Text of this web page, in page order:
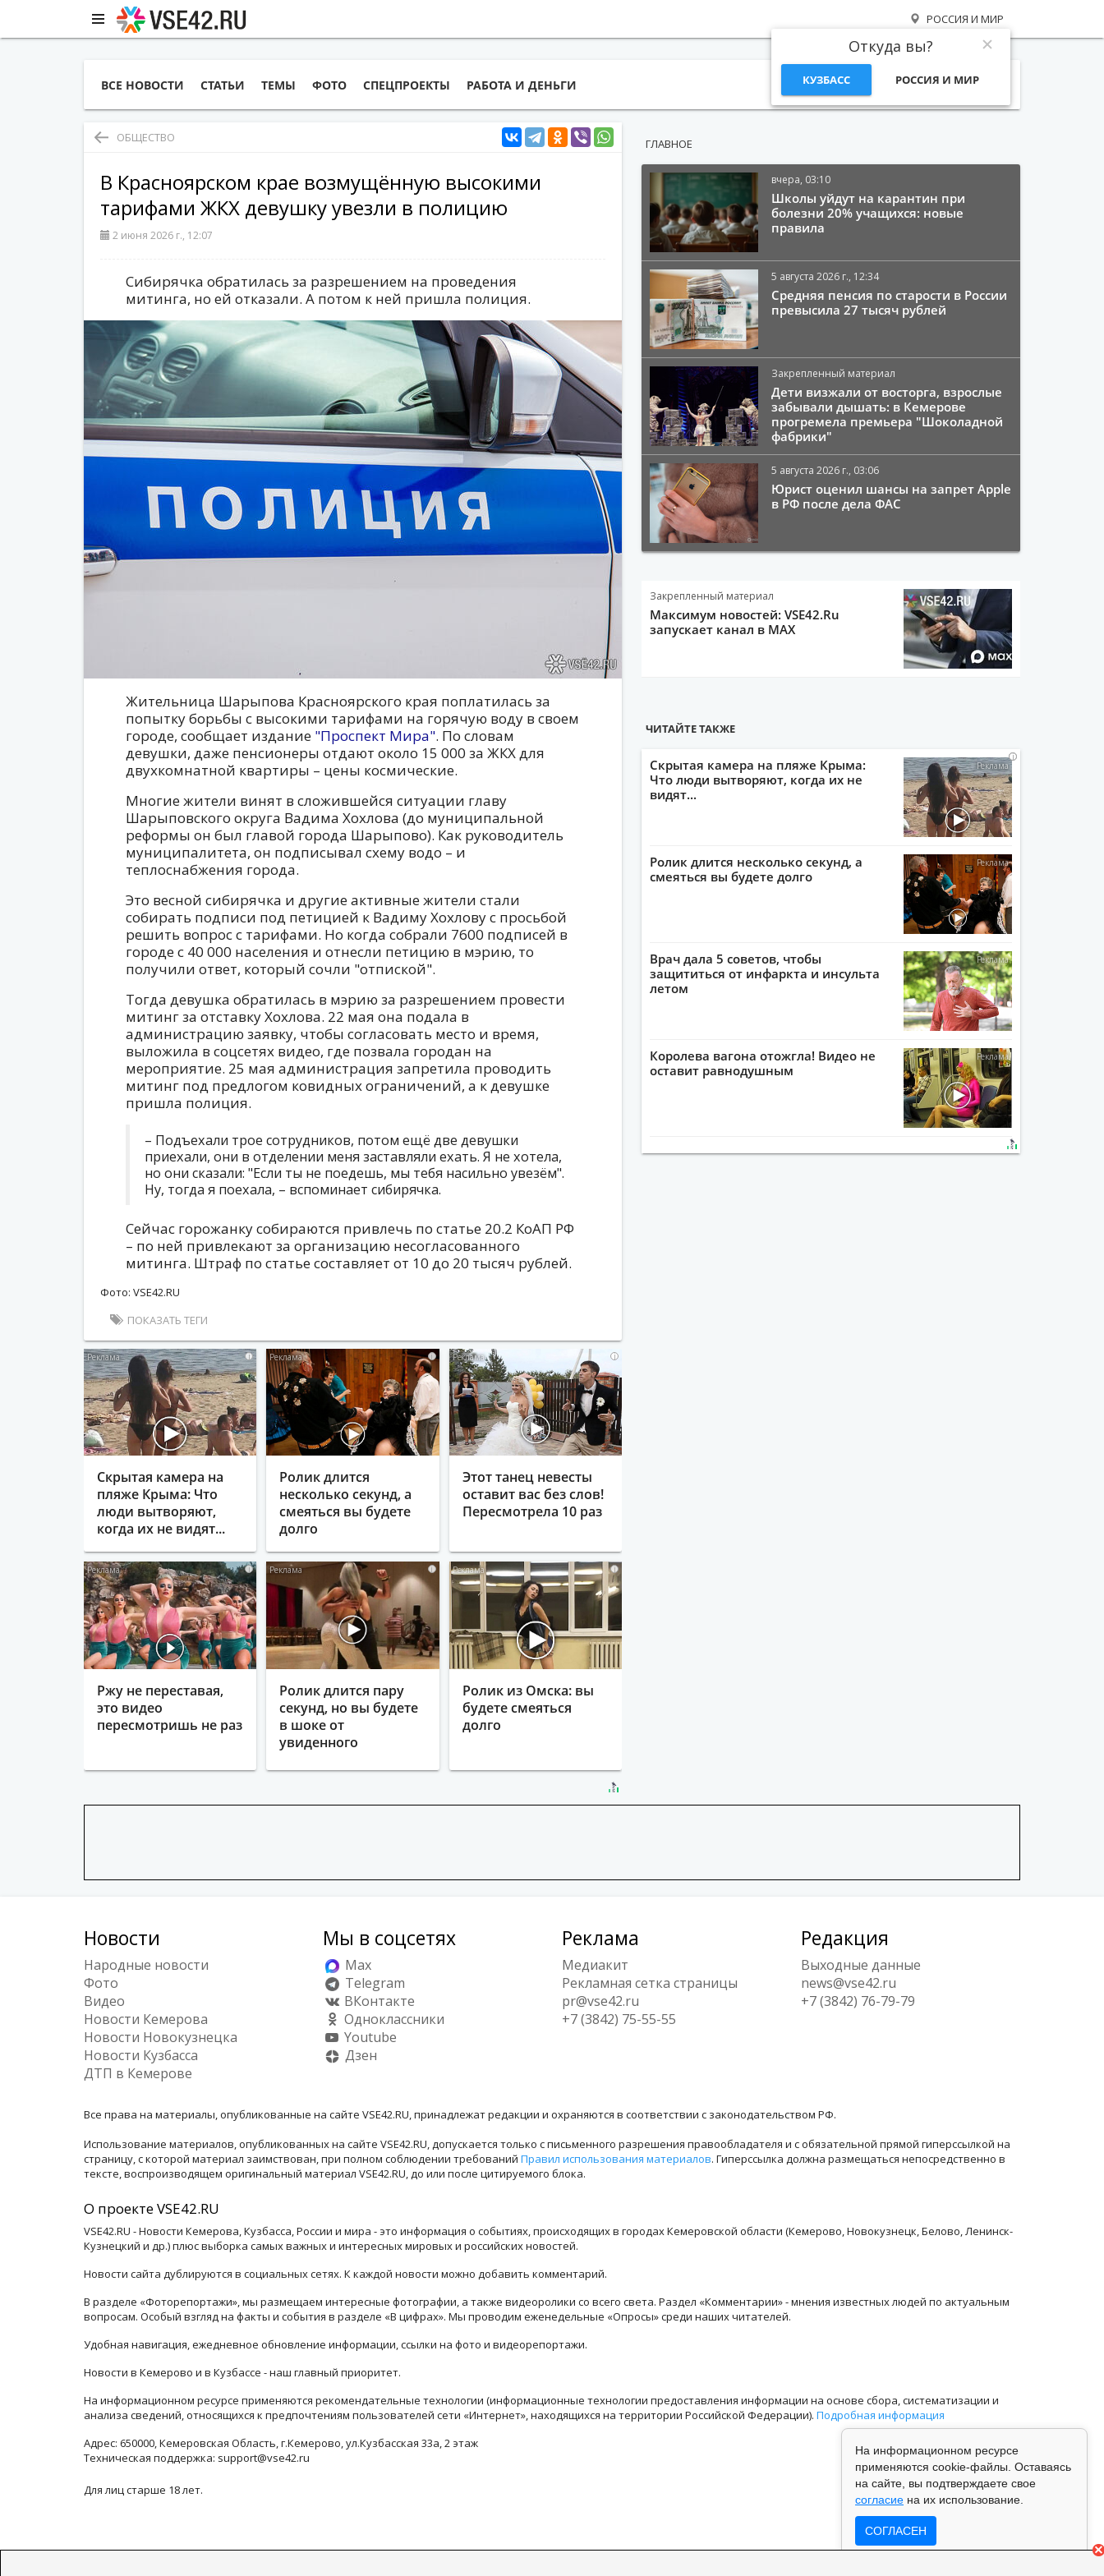
РОССИЯ И МИР
Откуда вы?
КУЗБАСС РОССИЯ И МИР
ВСЕ НОВОСТИ СТАТЬИ ТЕМЫ ФОТО СПЕЦПРОЕКТЫ РАБОТА И ДЕНЬГИ
ОБЩЕСТВО
В Красноярском крае возмущённую высокими
тарифами ЖКХ девушку увезли в полицию
2 июня 2026 г., 12:07
Сибирячка обратилась за разрешением на проведения
митинга, но ей отказали. А потом к ней пришла полиция.
Жительница Шарыпова Красноярского края поплатилась за
попытку борьбы с высокими тарифами на горячую воду в своем
городе, сообщает издание "Проспект Мира". По словам
девушки, даже пенсионеры отдают около 15 000 за ЖКХ для
двухкомнатной квартиры – цены космические.
Многие жители винят в сложившейся ситуации главу
Шарыповского округа Вадима Хохлова (до муниципальной
реформы он был главой города Шарыпово). Как руководитель
муниципалитета, он подписывал схему водо – и
теплоснабжения города.
Это весной сибирячка и другие активные жители стали
собирать подписи под петицией к Вадиму Хохлову с просьбой
решить вопрос с тарифами. Но когда собрали 7600 подписей в
городе с 40 000 населения и отнесли петицию в мэрию, то
получили ответ, который сочли "отпиской".
Тогда девушка обратилась в мэрию за разрешением провести
митинг за отставку Хохлова. 22 мая она подала в
администрацию заявку, чтобы согласовать место и время,
выложила в соцсетях видео, где позвала городан на
мероприятие. 25 мая администрация запретила проводить
митинг под предлогом ковидных ограничений, а к девушке
пришла полиция.
– Подъехали трое сотрудников, потом ещё две девушки
приехали, они в отделении меня заставляли ехать. Я не хотела,
но они сказали: "Если ты не поедешь, мы тебя насильно увезём".
Ну, тогда я поехала, – вспоминает сибирячка.
Сейчас горожанку собираются привлечь по статье 20.2 КоАП РФ
– по ней привлекают за организацию несогласованного
митинга. Штраф по статье составляет от 10 до 20 тысяч рублей.
Фото: VSE42.RU
ПОКАЗАТЬ ТЕГИ
i
Скрытая камера на
пляже Крыма: Что
люди вытворяют,
когда их не видят...
i
Ролик длится
несколько секунд, а
смеяться вы будете
долго
i
Этот танец невесты
оставит вас без слов!
Пересмотрела 10 раз
i
Ржу не переставая,
это видео
пересмотришь не раз
i
Ролик длится пару
секунд, но вы будете
в шоке от
увиденного
i
Ролик из Омска: вы
будете смеяться
долго
ГЛАВНОЕ
вчера, 03:10
Школы уйдут на карантин при
болезни 20% учащихся: новые
правила
5 августа 2026 г., 12:34
Средняя пенсия по старости в России
превысила 27 тысяч рублей
Закрепленный материал
Дети визжали от восторга, взрослые
забывали дышать: в Кемерове
прогремела премьера "Шоколадной
фабрики"
5 августа 2026 г., 03:06
Юрист оценил шансы на запрет Apple
в РФ после дела ФАС
Закрепленный материал
Максимум новостей: VSE42.Ru
запускает канал в MAX
ЧИТАЙТЕ ТАКЖЕ
i
Скрытая камера на пляже Крыма:
Что люди вытворяют, когда их не
видят...
i
Ролик длится несколько секунд, а
смеяться вы будете долго
i
Врач дала 5 советов, чтобы
защититься от инфаркта и инсульта
летом
i
Королева вагона отожгла! Видео не
оставит равнодушным
Новости
Народные новости
Фото
Видео
Новости Кемерова
Новости Новокузнецка
Новости Кузбасса
ДТП в Кемерове
Мы в соцсетях
Max
Telegram
ВКонтакте
Одноклассники
Youtube
Дзен
Реклама
Медиакит
Рекламная сетка страницы
pr@vse42.ru
+7 (3842) 75-55-55
Редакция
Выходные данные
news@vse42.ru
+7 (3842) 76-79-79
Все права на материалы, опубликованные на сайте VSE42.RU, принадлежат редакции и охраняются в соответствии с законодательством РФ.
Использование материалов, опубликованных на сайте VSE42.RU, допускается только с письменного разрешения правообладателя и с обязательной прямой гиперссылкой на
страницу, с которой материал заимствован, при полном соблюдении требований Правил использования материалов. Гиперссылка должна размещаться непосредственно в
тексте, воспроизводящем оригинальный материал VSE42.RU, до или после цитируемого блока.
О проекте VSE42.RU
VSE42.RU - Новости Кемерова, Кузбасса, России и мира - это информация о событиях, происходящих в городах Кемеровской области (Кемерово, Новокузнецк, Белово, Ленинск-
Кузнецкий и др.) плюс выборка самых важных и интересных мировых и российских новостей.
Новости сайта дублируются в социальных сетях. К каждой новости можно добавить комментарий.
В разделе «Фоторепортажи», мы размещаем интересные фотографии, а также видеоролики со всего света. Раздел «Комментарии» - мнения известных людей по актуальным
вопросам. Особый взгляд на факты и события в разделе «В цифрах». Мы проводим еженедельные «Опросы» среди наших читателей.
Удобная навигация, ежедневное обновление информации, ссылки на фото и видеорепортажи.
Новости в Кемерово и в Кузбассе - наш главный приоритет.
На информационном ресурсе применяются рекомендательные технологии (информационные технологии предоставления информации на основе сбора, систематизации и
анализа сведений, относящихся к предпочтениям пользователей сети «Интернет», находящихся на территории Российской Федерации). Подробная информация
Адрес: 650000, Кемеровская Область, г.Кемерово, ул.Кузбасская 33а, 2 этаж
Техническая поддержка: support@vse42.ru
Для лиц старше 18 лет.
На информационном ресурсе
применяются cookie-файлы. Оставаясь
на сайте, вы подтверждаете свое
согласие на их использование.
СОГЛАСЕН